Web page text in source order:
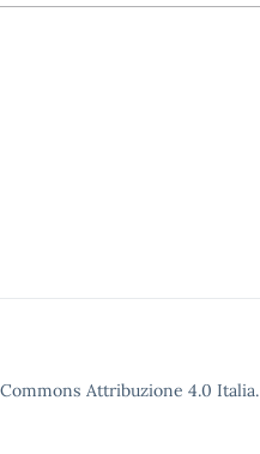
Attribuzione 4.0 Italia.